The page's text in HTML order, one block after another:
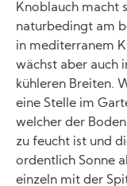
Knoblauch macht
naturbedingt am
in mediterranem
wächst aber auch
kühleren Breiten.
eine Stelle im
welcher der
zu feucht ist und
ordentlich Sonne
einzeln mit der